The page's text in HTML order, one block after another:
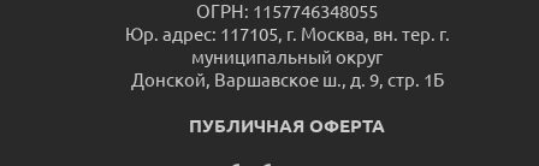
ОГРН: 1157746348055
Юр. адрес: 117105, г. Москва, вн. тер. г.
муниципальный округ
Донской, Варшавское ш., д. 9, стр. 1Б
ПУБЛИЧНАЯ ОФЕРТА